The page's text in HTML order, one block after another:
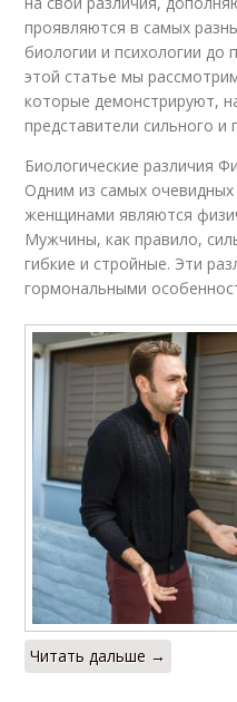
проявляются в самых
биологии и психологии до
этой статье мы
которые демонстрируют,
представители сильного и
Биологические различия
Одним из самых
женщинами являются
Мужчины, как правило,
гибкие и стройные. Эти
гормональными
Читать дальше →